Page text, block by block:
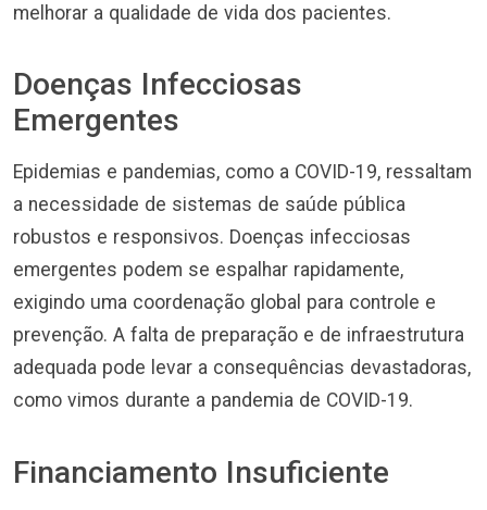
melhorar a qualidade de vida dos pacientes.
Doenças Infecciosas
Emergentes
Epidemias e pandemias, como a COVID-19, ressaltam
a necessidade de sistemas de saúde pública
robustos e responsivos. Doenças infecciosas
emergentes podem se espalhar rapidamente,
exigindo uma coordenação global para controle e
prevenção. A falta de preparação e de infraestrutura
adequada pode levar a consequências devastadoras,
como vimos durante a pandemia de COVID-19.
Financiamento Insuficiente